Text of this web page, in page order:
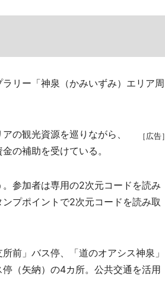
リー「神泉（かみいずみ）エリア周
［広告］
の観光資源を巡りながら、
の補助を受けている。
参加者は専用の2次元コードを読み
プポイントで2次元コードを読み取
前」バス停、「道のオアシス神泉」
（矢納）の4カ所。公共交通を活用